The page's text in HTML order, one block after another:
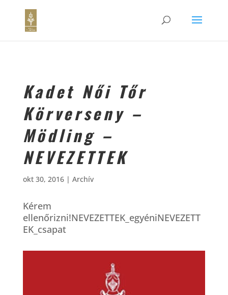
Kadet Női Tőr
Körverseny –
Mödling –
NEVEZETTEK
okt 30, 2016| Archív
Kérem
ellenőrizni!NEVEZETTEK_egyéniNEVEZETT
EK_csapat